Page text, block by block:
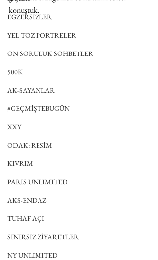
EGZERSİZLER
YEL TOZ PORTRELER
ON SORULUK SOHBETLER
500K
AK-SAYANLAR
#GEÇMİŞTEBUGÜN
XXY
ODAK: RESİM
KIVRIM
PARIS UNLIMITED
AKS-ENDAZ
TUHAF AÇI
SINIRSIZ ZİYARETLER
NY UNLIMITED
konuştuk.